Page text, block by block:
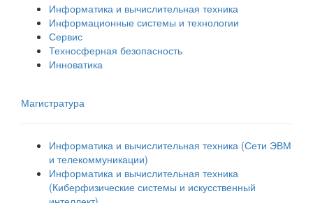
Информатика и вычислительная техника
Информационные системы и технологии
Сервис
Техносферная безопасность
Инноватика
Магистратура
Информатика и вычислительная техника (Сети ЭВМ
и телекоммуникации)
Информатика и вычислительная техника
(Киберфизические системы и искусственный